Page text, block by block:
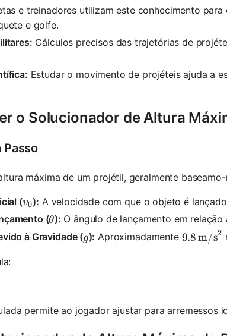
e treinadores utilizam este conhecimento
e golfe.
Cálculos precisos das trajetórias de
Estudar o movimento de projéteis ajuda a
o Solucionador de Altura
Passo
máxima de um projétil, geralmente
(v_0
v0): A velocidade com que o objeto é
(\theta
θ): O ângulo de lançamento em relação
à Gravidade (g
g): Aproximadamente 9.8 \,
9.8m/s2
permite ao jogador ajustar para arremessos